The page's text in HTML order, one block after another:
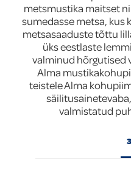
Global
metsmustika maitset
sumedasse metsa, kus
metsasaaduste tõttu
üks eestlaste
valminud hõrgutised
Alma
teistele Alma
valmistatud